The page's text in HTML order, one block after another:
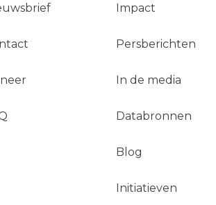
Impact
Persberichten
In de media
Databronnen
Blog
Initiatieven